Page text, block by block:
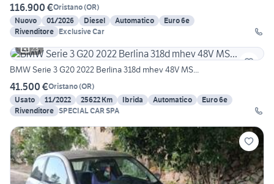
116.900 €Oristano(OR)
Nuovo
01/2026 Diesel Automatico
Euro 6e
Rivenditore Exclusive Car
23
BMW Serie 3 G20 2022 Berlina 318d mhev 48V MS...
41.500 €Oristano(OR)
Usato
11/2022 25622 Km Ibrida Automatico
Euro 6e
Rivenditore SPECIAL CAR SPA